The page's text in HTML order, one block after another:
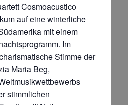
Cosmoacustico
auf eine winterliche
mit einem
Im
Stimme der
Maria Beg,
stimmlichen